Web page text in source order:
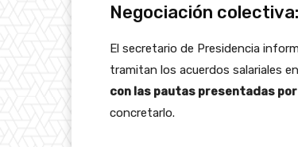
Negociación
El secretario de Presidencia
tramitan los acuerdos salariales
con las pautas presentadas
concretarlo.